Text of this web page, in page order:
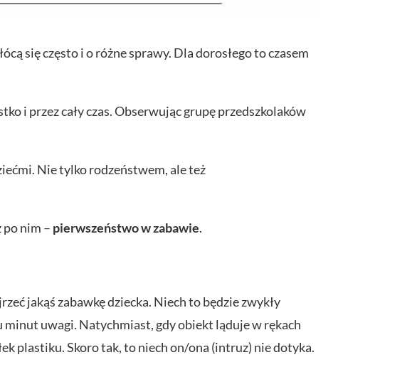
się często i o różne sprawy. Dla dorosłego to czasem
i przez cały czas. Obserwując grupę przedszkolaków
Nie tylko rodzeństwem, ale też
po nim – pierwszeństwo w zabawie.
jakąś zabawkę dziecka. Niech to będzie zwykły
minut uwagi. Natychmiast, gdy obiekt ląduje w rękach
plastiku. Skoro tak, to niech on/ona (intruz) nie dotyka.